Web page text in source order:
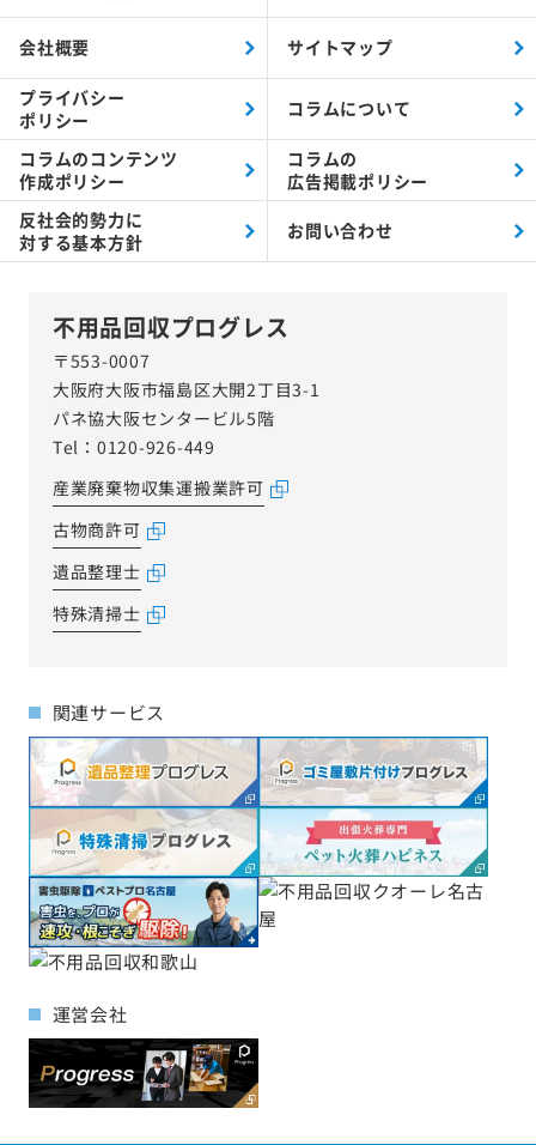
不用品回収プログレス
〒553-0007
大阪府大阪市福島区大開2丁目3-1
パネ協大阪センタービル5階
Tel：0120-926-449
産業廃棄物収集運搬業許可
古物商許可
遺品整理士
特殊清掃士
会社概要 サイトマップ
プライバシー
ポリシー
コラムについて
コラムの コンテンツ
作成ポリシー
コラムの
広告掲載ポリシー
反社会的勢力に
対する基本方針 お問い合わせ
関連サービス
運営会社